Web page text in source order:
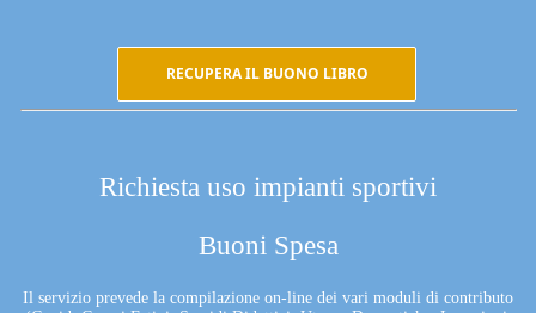
RECUPERA IL BUONO LIBRO
Richiesta uso impianti sportivi
Buoni Spesa
Il servizio prevede la compilazione on-line dei vari moduli di contributo